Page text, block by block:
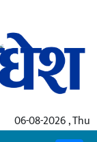
06-08-2026 , Thu